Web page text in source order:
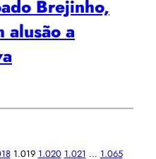
Brejinho,
alusão a
1.019 1.020 1.021 … 1.065